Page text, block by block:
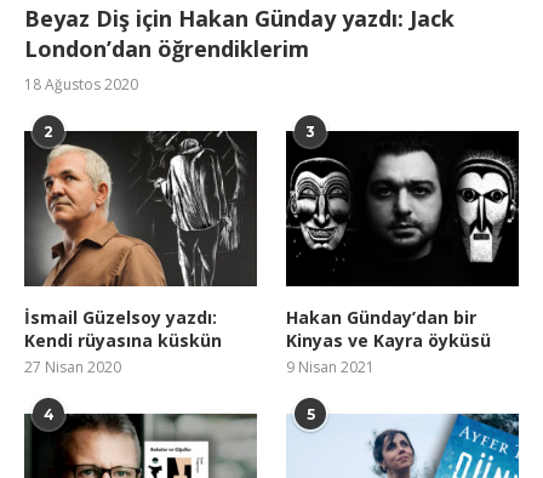
Beyaz Diş için Hakan Günday yazdı: Jack
London’dan öğrendiklerim
18 Ağustos 2020
2
İsmail Güzelsoy yazdı:
Kendi rüyasına küskün
27 Nisan 2020
3
Hakan Günday’dan bir
Kinyas ve Kayra öyküsü
9 Nisan 2021
4 5